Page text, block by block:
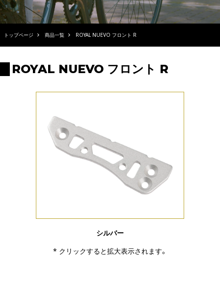
トップページ 商品一覧 ROYAL NUEVO フロント R
ROYAL NUEVO フロント R
シルバー
* クリックすると拡大表示されます。